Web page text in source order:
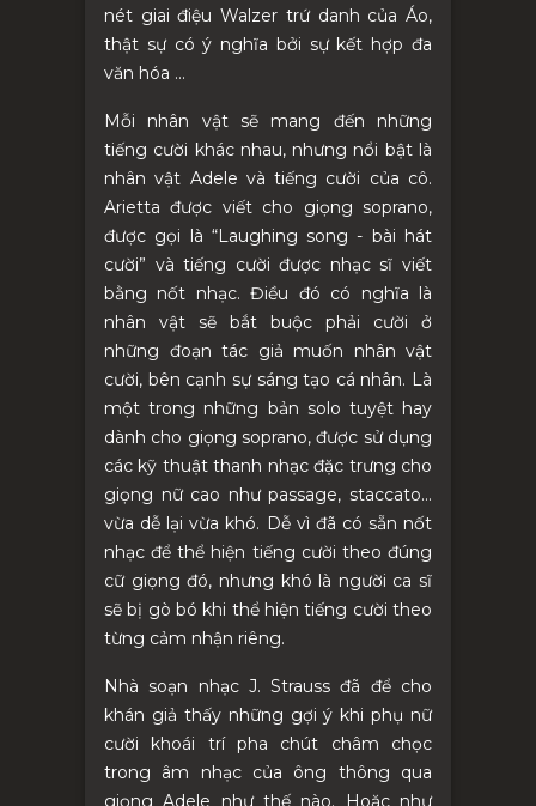
nét giai điệu Walzer trứ danh của Áo,
thật sự có ý nghĩa bởi sự kết hợp đa
văn hóa …
Mỗi nhân vật sẽ mang đến những
tiếng cười khác nhau, nhưng nổi bật là
nhân vật Adele và tiếng cười của cô.
Arietta được viết cho giọng soprano,
được gọi là “Laughing song- bài hát
cười” và tiếng cười được nhạc sĩ viết
bằng nốt nhạc. Điều đó có nghĩa là
nhân vật sẽ bắt buộc phải cười ở
những đoạn tác giả muốn nhân vật
cười, bên cạnh sự sáng tạo cá nhân. Là
một trong những bản solo tuyệt hay
dành cho giọng soprano, được sử dụng
các kỹ thuật thanh nhạc đặc trưng cho
giọng nữ cao như passage, staccato…
vừa dễ lại vừa khó. Dễ vì đã có sẵn nốt
nhạc để thể hiện tiếng cười theo đúng
cữ giọng đó, nhưng khó là người ca sĩ
sẽ bị gò bó khi thể hiện tiếng cười theo
từng cảm nhận riêng.
Nhà soạn nhạc J. Strauss đã để cho
khán giả thấy những gợi ý khi phụ nữ
cười khoái trí pha chút châm chọc
trong âm nhạc của ông thông qua
giọng Adele như thế nào. Hoặc như